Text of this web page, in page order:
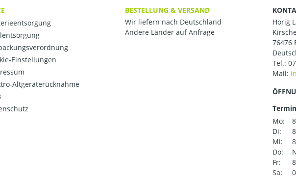
Einstellungen
Altgeräterücknahme
BESTELLUNG & VERSAND
Wir liefern nach Deutschland
Andere Länder auf Anfrage
Hörig
76476
Tel.:
Mail:
Mo:
Di:
Mi:
Do:
Fr:
Sa: